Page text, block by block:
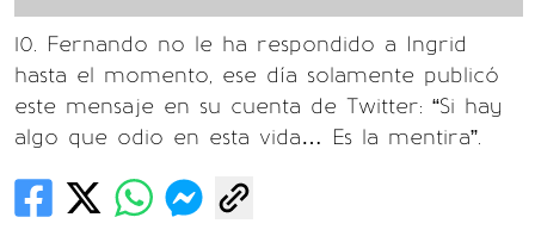
10. Fernando no le ha respondido a Ingrid
hasta el momento, ese día solamente publicó
este mensaje en su cuenta de Twitter: “Si hay
algo que odio en esta vida… Es la mentira”.